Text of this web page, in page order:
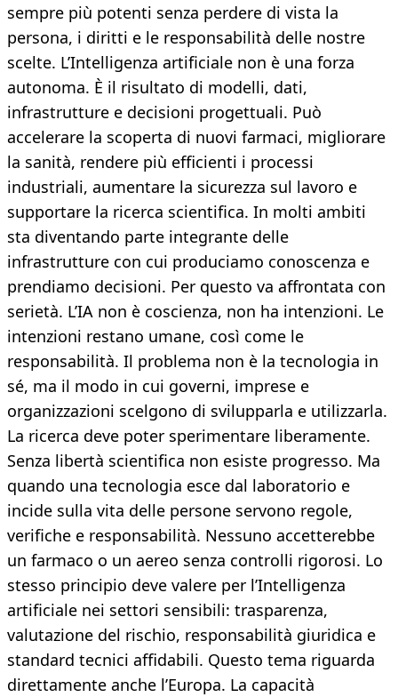
sempre più potenti senza perdere di vista la
persona, i diritti e le responsabilità delle nostre
scelte. L’Intelligenza artificiale non è una forza
autonoma. È il risultato di modelli, dati,
infrastrutture e decisioni progettuali. Può
accelerare la scoperta di nuovi farmaci, migliorare
la sanità, rendere più efficienti i processi
industriali, aumentare la sicurezza sul lavoro e
supportare la ricerca scientifica. In molti ambiti
sta diventando parte integrante delle
infrastrutture con cui produciamo conoscenza e
prendiamo decisioni. Per questo va affrontata con
serietà. L’IA non è coscienza, non ha intenzioni. Le
intenzioni restano umane, così come le
responsabilità. Il problema non è la tecnologia in
sé, ma il modo in cui governi, imprese e
organizzazioni scelgono di svilupparla e utilizzarla.
La ricerca deve poter sperimentare liberamente.
Senza libertà scientifica non esiste progresso. Ma
quando una tecnologia esce dal laboratorio e
incide sulla vita delle persone servono regole,
verifiche e responsabilità. Nessuno accetterebbe
un farmaco o un aereo senza controlli rigorosi. Lo
stesso principio deve valere per l’Intelligenza
artificiale nei settori sensibili: trasparenza,
valutazione del rischio, responsabilità giuridica e
standard tecnici affidabili. Questo tema riguarda
direttamente anche l’Europa. La capacità